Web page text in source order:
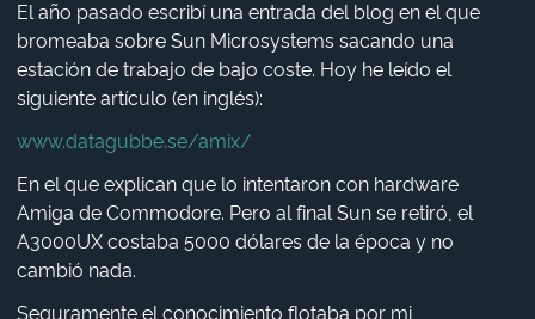
El año pasado escribí una entrada del blog en el que
bromeaba sobre Sun Microsystems sacando una
estación de trabajo de bajo coste. Hoy he leído el
siguiente artículo (en inglés):
www.datagubbe.se/amix/
En el que explican que lo intentaron con hardware
Amiga de Commodore. Pero al final Sun se retiró, el
A3000UX costaba 5000 dólares de la época y no
cambió nada.
Seguramente el conocimiento flotaba por mi